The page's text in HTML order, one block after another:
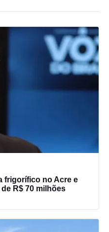
frigorífico no Acre e
R$ 70 milhões